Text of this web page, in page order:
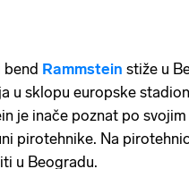
bend Rammstein stiže u
u sklopu europske
je inače poznat po
pirotehnike. Na
u Beogradu.